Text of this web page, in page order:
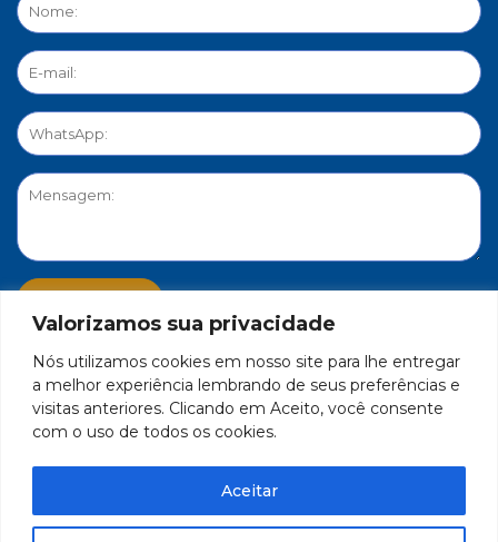
Valorizamos sua privacidade
Nós utilizamos cookies em nosso site para lhe entregar
a melhor experiência lembrando de seus preferências e
visitas anteriores. Clicando em Aceito, você consente
com o uso de todos os cookies.
Aceitar
PORTAL DE PRIVACIDADE
17.271.982/0001-59